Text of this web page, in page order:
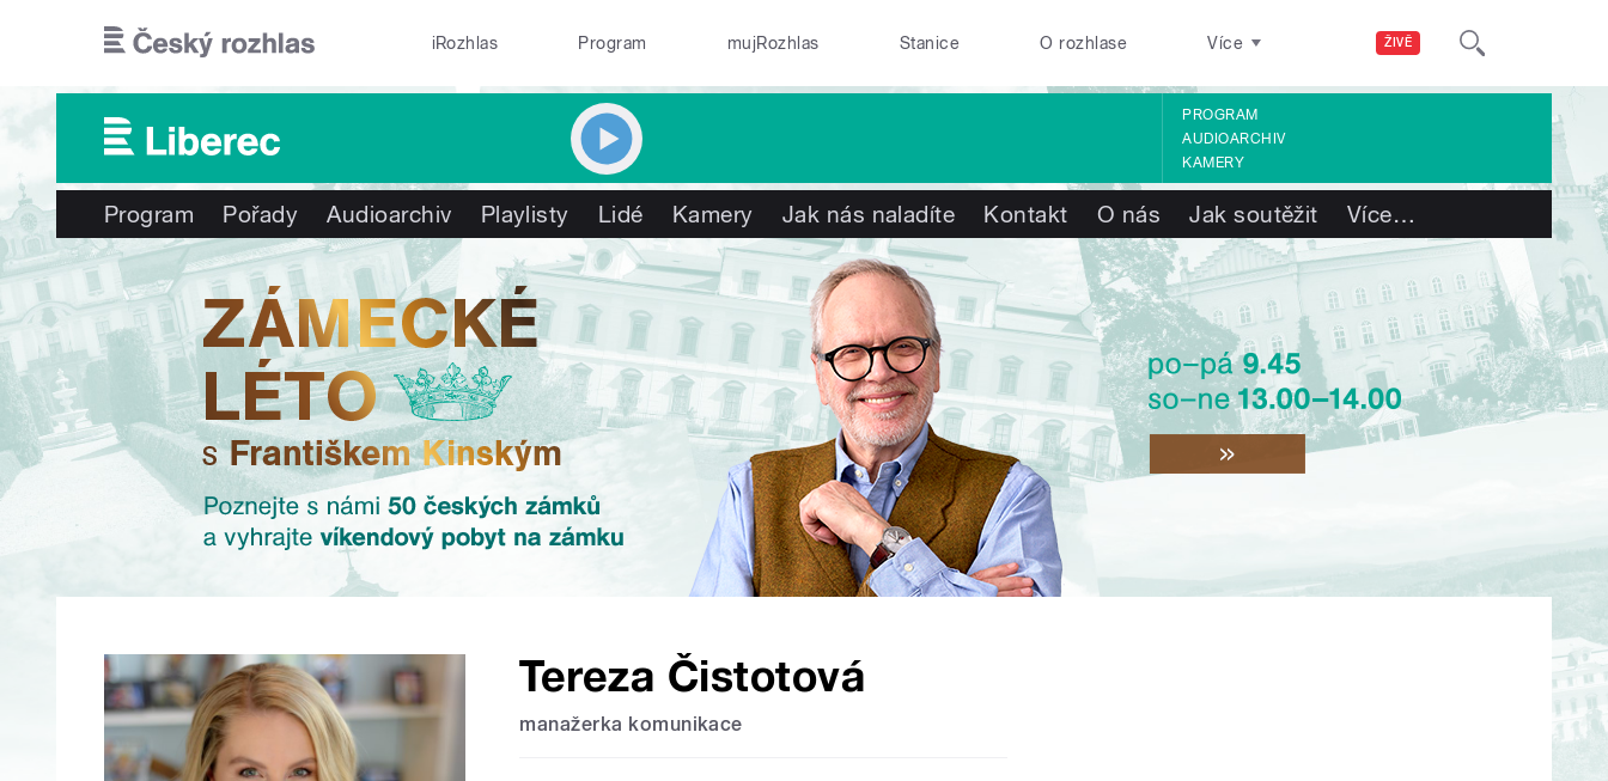
ŽIVĚ
iRozhlas Program mujRozhlas Stanice O rozhlase Více
PROGRAM
AUDIOARCHIV
KAMERY
Program Pořady Audioarchiv Playlisty Lidé Kamery Jak nás naladíte Kontakt O nás Jak soutěžit Více…
Tereza Čistotová
manažerka komunikace